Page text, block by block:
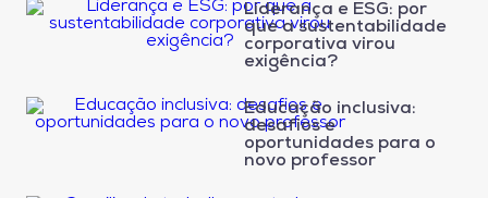
Liderança e ESG: por
que a sustentabilidade
corporativa virou
exigência?
Educação inclusiva:
desafios e
oportunidades para o
novo professor